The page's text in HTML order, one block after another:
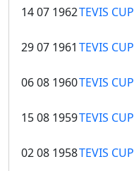
14 07 1962TEVIS CUP
29 07 1961 TEVIS CUP
06 08 1960TEVIS CUP
15 08 1959TEVIS CUP
02 08 1958TEVIS CUP